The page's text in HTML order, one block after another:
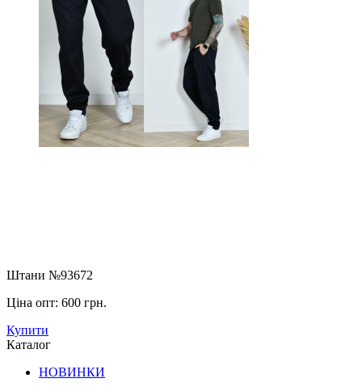
Штани №93672
Ціна опт: 600 грн.
Купити
Каталог
НОВИНКИ